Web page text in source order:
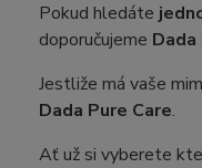
Pokud hledáte
doporučujeme Dada
Jestliže má vaše
Dada Pure Care.
Ať už si vyberete